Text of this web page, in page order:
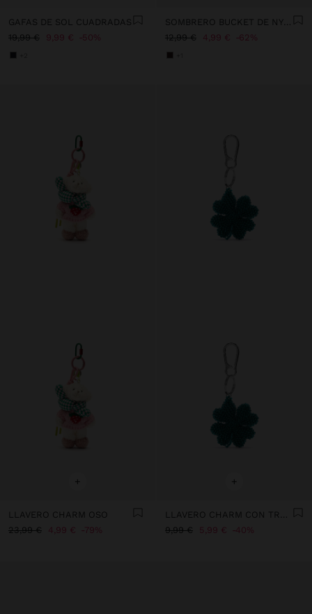
GAFAS DE SOL CUADRADAS
19,99 €
9,99 € 50%
12,99 €
4,99 € 62%
+
LLAVERO CHARM OSO
23,99 €
4,99 € 79%
+
LLAVERO CHARM CON TRÉBOL DE ABALORIOS
9,99 €
5,99 € 40%